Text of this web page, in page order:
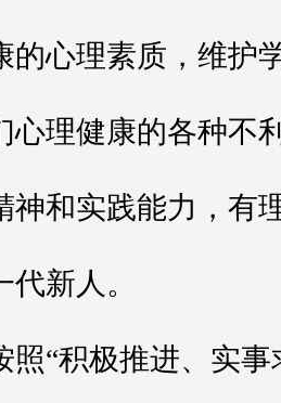
的心理素质，维护
心理健康的各种不
神和实践能力，有
代新人。
照“积极推进、实